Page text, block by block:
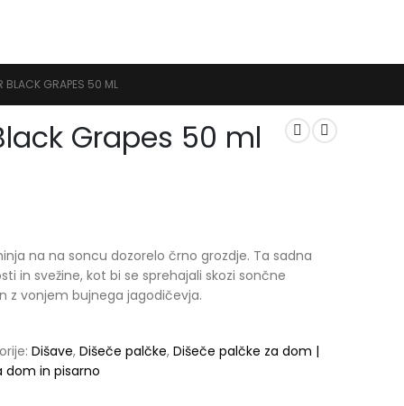
BLACK GRAPES 50 ML
Grapes 50 ml
na na soncu dozorelo črno grozdje. Ta sadna
in svežine, kot bi se sprehajali skozi sončne
z vonjem bujnega jagodičevja.
Dišave, Dišeče palčke, Dišeče palčke za dom |
dom in pisarno